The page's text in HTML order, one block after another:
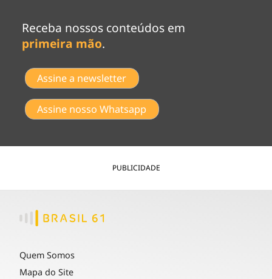
Receba nossos conteúdos em
primeira mão.
Assine a newsletter
Assine nosso Whatsapp
PUBLICIDADE
Quem Somos
Mapa do Site